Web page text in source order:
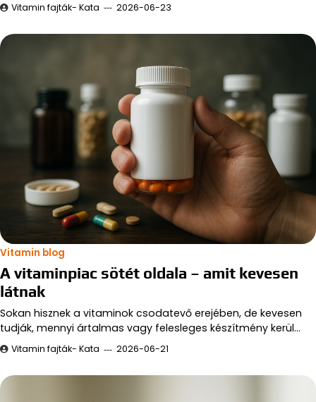
Vitamin fajták- Kata 2026-06-23
Vitamin blog
A vitaminpiac sötét oldala – amit kevesen
látnak
Sokan hisznek a vitaminok csodatevő erejében, de kevesen
tudják, mennyi ártalmas vagy felesleges készítmény kerül…
Vitamin fajták- Kata 2026-06-21